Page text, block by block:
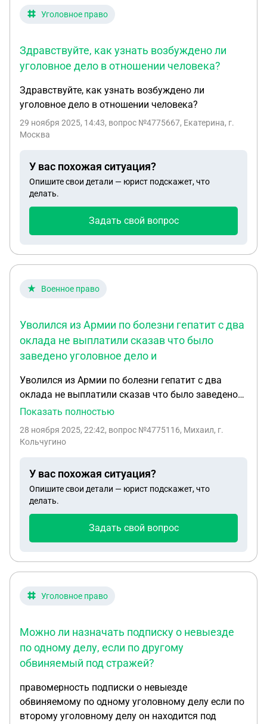
Уголовное право
Здравствуйте, как узнать возбуждено ли
уголовное дело в отношении человека?
Здравствуйте, как узнать возбуждено ли
уголовное дело в отношении человека?
29 ноября 2025, 14:43, вопрос №4775667, Екатерина, г.
Москва
У вас похожая ситуация?
Опишите свои детали — юрист подскажет, что
делать.
Задать свой вопрос
Военное право
Уволился из Армии по болезни гепатит с два
оклада не выплатили сказав что было
заведено уголовное дело и
Уволился из Армии по болезни гепатит с два
оклада не выплатили сказав что было заведено
уголовное дело и потом Я поступил в
положены, короче говоря не заплатили ничего,
Показать полностью
28 ноября 2025, 22:42, вопрос №4775116, Михаил, г.
Кольчугино
У вас похожая ситуация?
Опишите свои детали — юрист подскажет, что
делать.
Задать свой вопрос
Уголовное право
Можно ли назначать подписку о невыезде
по одному делу, если по другому
обвиняемый под стражей?
правомерность подписки о невыезде
обвиняемому по одному уголовному делу если по
второму уголовному делу он находится под